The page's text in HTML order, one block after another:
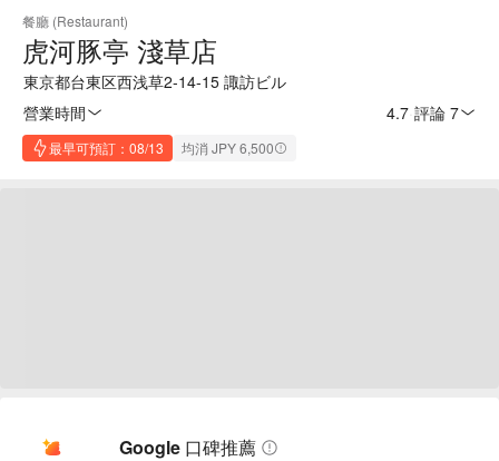
餐廳 (Restaurant)
虎河豚亭 淺草店
東京都台東区西浅草2-14-15 諏訪ビル
營業時間
4.7· 評論 7
最早可預訂：08/13 均消 JPY 6,500
Google 口碑推薦